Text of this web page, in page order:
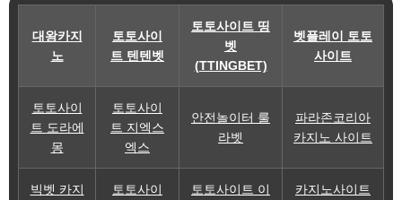
대왕카지
노
토토사이
트 텐텐벳
토토사이트 띵
벳
(TTINGBET)
벳플레이 토토
사이트
토토사이
트 도라에
몽
토토사이
트 지엑스
엑스
안전놀이터 룰
라벳
파라존코리아
카지노 사이트
빅벳 카지
토토사이
토토사이트 이
카지노사이트